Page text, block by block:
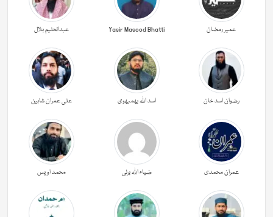
عمیر رمضان Yasir Masood Bhatti عبدالحليم بلال
رضوان اسد خان اسد اللہ بھمبھوی علی عمران شاہین
عمران محمدی ضیاء اللہ برنی محمد اویس